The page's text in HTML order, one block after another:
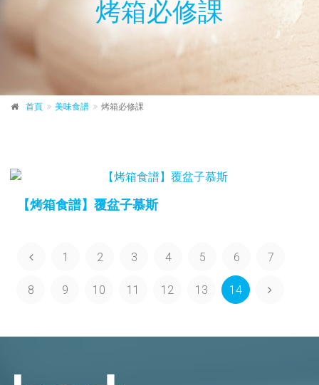
烤箱必修課
首頁 美味食譜 烤箱必修課
【烤箱食譜】覆盆子慕斯
1 2 3 4 5 6 7
8 9 10 11 12 13 14